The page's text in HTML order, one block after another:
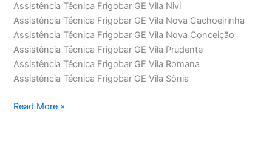
Assistência Técnica Frigobar GE Vila Nivi
Assistência Técnica Frigobar GE Vila Nova Cachoeirinha
Assistência Técnica Frigobar GE Vila Nova Conceição
Assistência Técnica Frigobar GE Vila Prudente
Assistência Técnica Frigobar GE Vila Romana
Assistência Técnica Frigobar GE Vila Sônia
Assistência
Read More »